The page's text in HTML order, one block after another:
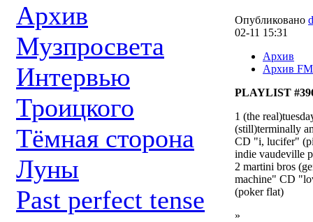
Архив
Музпросвета
Интервью
Троицкого
Тёмная сторона
Луны
Past perfect tense
Опубликовано
02-11 15:31
Архив
Архив FM
PLAYLIST
1 (the
(still)terminally
CD "i, lucifer"
indie vaudeville
2 martini bros
machine" CD
(poker flat)
»